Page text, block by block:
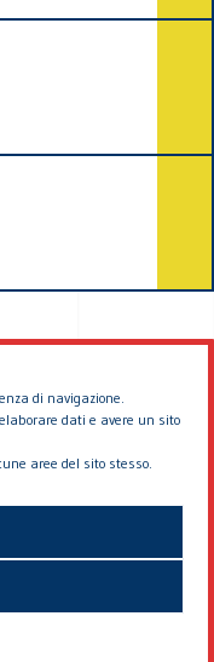
di navigazione.
dati e avere un sito
aree del sito stesso.